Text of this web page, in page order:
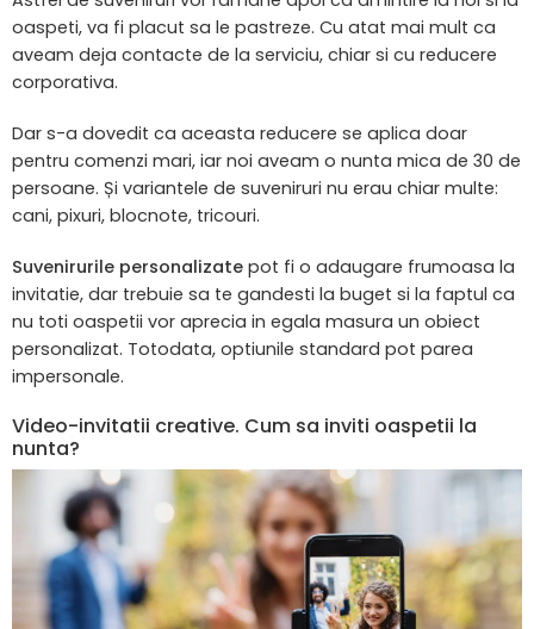
oaspeti, va fi placut sa le pastreze. Cu atat mai mult ca
aveam deja contacte de la serviciu, chiar si cu reducere
corporativa.
Dar s-a dovedit ca aceasta reducere se aplica doar
pentru comenzi mari, iar noi aveam o nunta mica de 30 de
persoane. Și variantele de suveniruri nu erau chiar multe:
cani, pixuri, blocnote, tricouri.
Suvenirurile personalizate pot fi o adaugare frumoasa la
invitatie, dar trebuie sa te gandesti la buget si la faptul ca
nu toti oaspetii vor aprecia in egala masura un obiect
personalizat. Totodata, optiunile standard pot parea
impersonale.
Video-invitatii creative. Cum sa inviti oaspetii la
nunta?